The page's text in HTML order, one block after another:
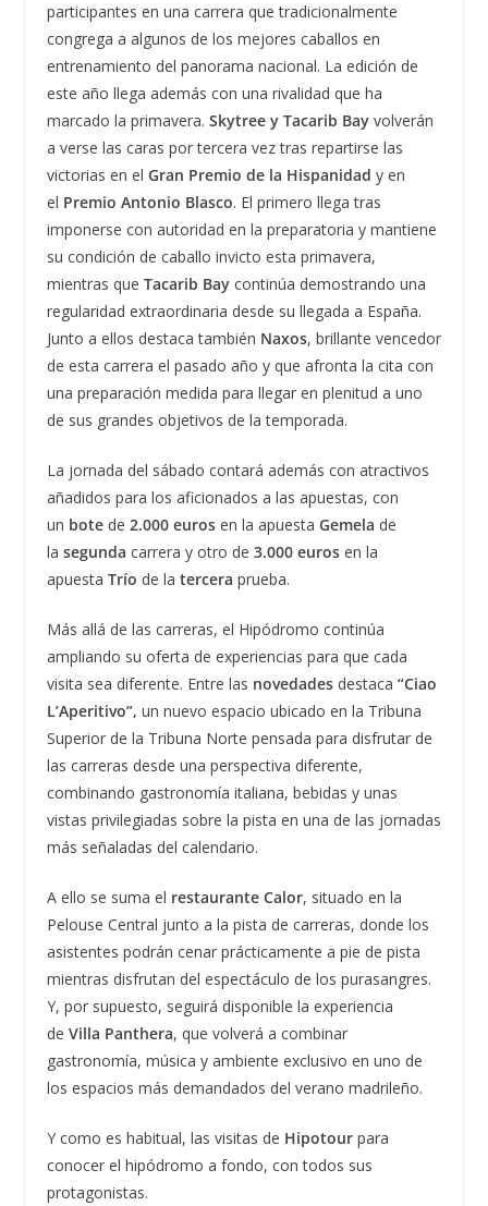
participantes en una carrera que tradicionalmente
congrega a algunos de los mejores caballos en
entrenamiento del panorama nacional. La edición de
este año llega además con una rivalidad que ha
marcado la primavera. Skytree y Tacarib Bayvolverán
a verse las caras por tercera vez tras repartirse las
victorias en el Gran Premio de la Hispanidad y en
el Premio Antonio Blasco. El primero llega tras
imponerse con autoridad en la preparatoria y mantiene
su condición de caballo invicto esta primavera,
mientras que Tacarib Baycontinúa demostrando una
regularidad extraordinaria desde su llegada a España.
Junto a ellos destaca también Naxos, brillante vencedor
de esta carrera el pasado año y que afronta la cita con
una preparación medida para llegar en plenitud a uno
de sus grandes objetivos de la temporada.
La jornada del sábado contará además con atractivos
añadidos para los aficionados a las apuestas, con
un botede 2.000 eurosen la apuesta Gemela de
la segunda carrera y otro de 3.000 eurosen la
apuesta Trío de la tercera prueba.
Más allá de las carreras, el Hipódromo continúa
ampliando su oferta de experiencias para que cada
visita sea diferente. Entre las novedadesdestaca “Ciao
L’Aperitivo”, un nuevo espacio ubicado en la Tribuna
Superior de la Tribuna Norte pensada para disfrutar de
las carreras desde una perspectiva diferente,
combinando gastronomía italiana, bebidas y unas
vistas privilegiadas sobre la pista en una de las jornadas
más señaladas del calendario.
A ello se suma el restaurante Calor, situado en la
Pelouse Central junto a la pista de carreras, donde los
asistentes podrán cenar prácticamente a pie de pista
mientras disfrutan del espectáculo de los purasangres.
Y, por supuesto, seguirá disponible la experiencia
de Villa Panthera, que volverá a combinar
gastronomía, música y ambiente exclusivo en uno de
los espacios más demandados del verano madrileño.
Y como es habitual, las visitas de Hipotourpara
conocer el hipódromo a fondo, con todos sus
protagonistas.